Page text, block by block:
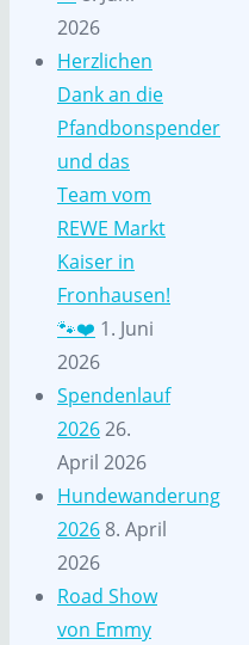
2026
Herzlichen
Dank an die
Pfandbonspender
und das
Team vom
REWE Markt
Kaiser in
Fronhausen!
🐾❤️ 1. Juni
2026
Spendenlauf
202626.
April 2026
Hundewanderung
2026 8. April
2026
Road Show
von Emmy